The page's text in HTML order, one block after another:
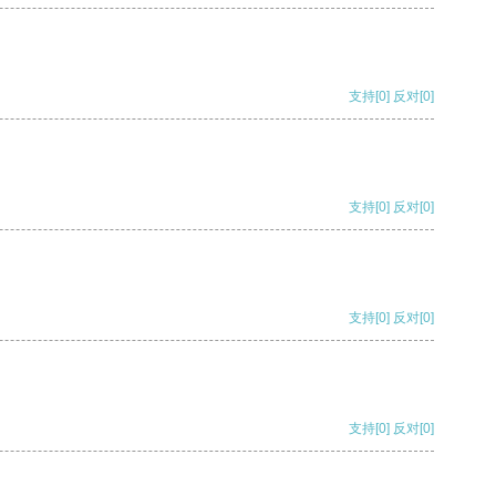
支持[0] 反对[0]
支持[0] 反对[0]
支持[0] 反对[0]
支持[0] 反对[0]